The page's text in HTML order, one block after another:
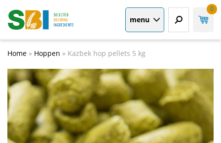
menu
0
Home » Hoppen » Kazbek hop pellets 5 kg